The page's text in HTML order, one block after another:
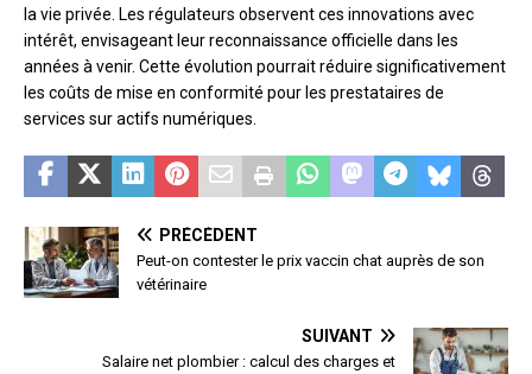
la vie privée. Les régulateurs observent ces innovations avec
intérêt, envisageant leur reconnaissance officielle dans les
années à venir. Cette évolution pourrait réduire significativement
les coûts de mise en conformité pour les prestataires de
services sur actifs numériques.
PRÉCÉDENT
Peut-on contester le prix vaccin chat auprès de son
vétérinaire
SUIVANT
Salaire net plombier : calcul des charges et